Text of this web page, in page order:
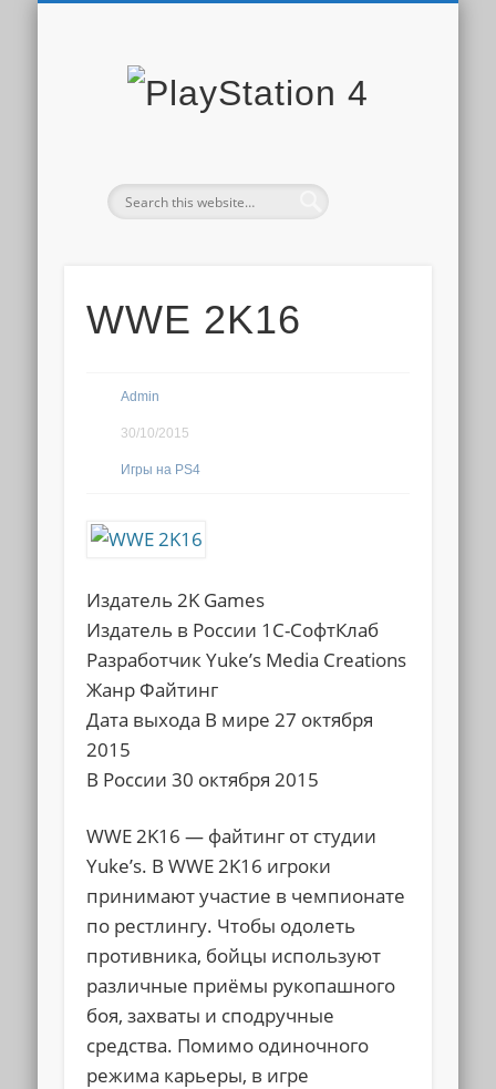
WWE 2K16
Admin
30/10/2015
Игры на PS4
Издатель 2K Games
Издатель в России 1С-СофтКлаб
Разработчик Yuke’s Media Creations
Жанр Файтинг
Дата выхода В мире 27 октября
2015
В России 30 октября 2015
WWE 2K16 — файтинг от студии
Yuke’s. В WWE 2K16 игроки
принимают участие в чемпионате
по рестлингу. Чтобы одолеть
противника, бойцы используют
различные приёмы рукопашного
боя, захваты и сподручные
средства. Помимо одиночного
режима карьеры, в игре